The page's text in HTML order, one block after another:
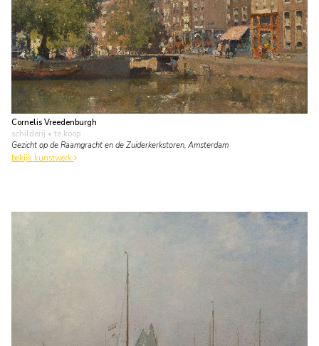
Cornelis Vreedenburgh
schilderij • te koop
Gezicht op de Raamgracht en de Zuiderkerkstoren, Amsterdam
bekijk kunstwerk